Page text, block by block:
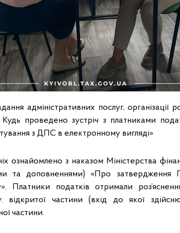
адміністративних послуг, організації
Кудь проведено зустріч з платниками
з ДПС в електронному вигляді»
ознайомлено з наказом Міністерства
та доповненнями) «Про затвердження
Платники податків отримали
відкритої частини (вхід до якої
частини.